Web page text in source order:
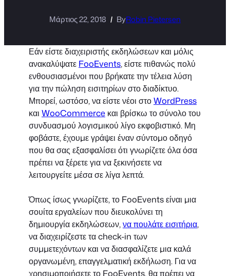
Μάρτιος 22, 2018 ByRobin Pietersen
Εάν είστε διαχειριστής εκδηλώσεων και μόλις
ανακαλύψατε FooEvents, είστε πιθανώς πολύ
ενθουσιασμένοι που βρήκατε την τέλεια λύση
για την πώληση εισιτηρίων στο διαδίκτυο.
Μπορεί, ωστόσο, να είστε νέοι στοWordPress
και WooCommerce και βρίσκω το σύνολο του
συνδυασμού λογισμικού λίγο εκφοβιστικό. Μη
φοβάστε, έχουμε γράψει έναν σύντομο οδηγό
που θα σας εξασφαλίσει ότι γνωρίζετε όλα όσα
πρέπει να ξέρετε για να ξεκινήσετε να
λειτουργείτε μέσα σε λίγα λεπτά.
Όπως ίσως γνωρίζετε, το FooEvents είναι μια
σουίτα εργαλείων που διευκολύνει τη
δημιουργία εκδηλώσεων,να πουλάτε εισιτήρια,
να διαχειρίζεστε τα check-in των
συμμετεχόντων και να διασφαλίζετε μια καλά
οργανωμένη, επαγγελματική εκδήλωση. Για να
χρησιμοποιήσετε το FooEvents, θα πρέπει να